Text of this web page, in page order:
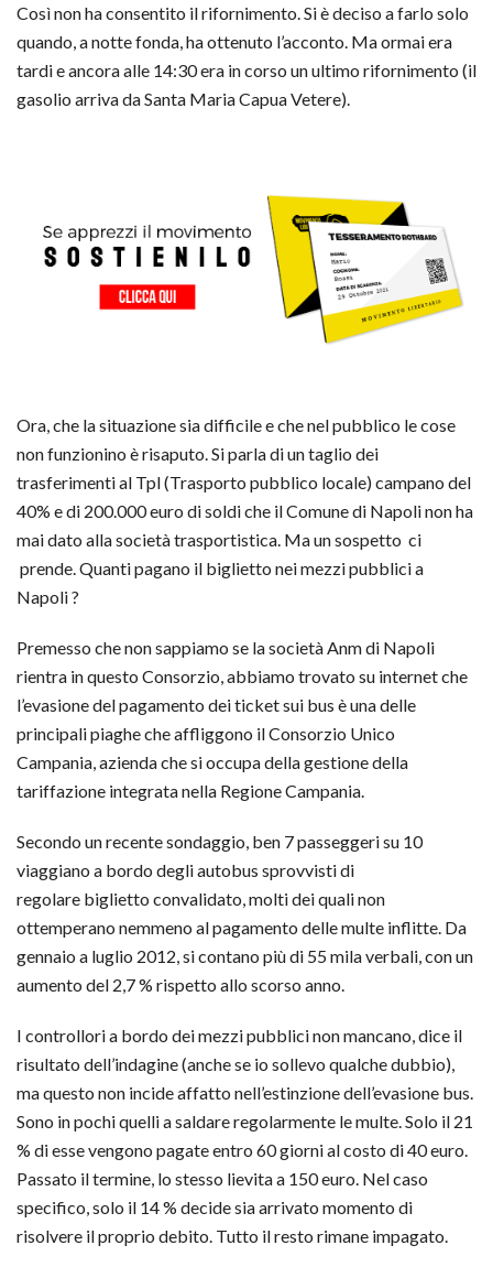
Così non ha consentito il rifornimento. Si è deciso a farlo solo
quando, a notte fonda, ha ottenuto l’acconto. Ma ormai era
tardi e ancora alle 14:30 era in corso un ultimo rifornimento (il
gasolio arriva da Santa Maria Capua Vetere).
Ora, che la situazione sia difficile e che nel pubblico le cose
non funzionino è risaputo. Si parla di un taglio dei
trasferimenti al Tpl (Trasporto pubblico locale) campano del
40% e di 200.000 euro di soldi che il Comune di Napoli non ha
mai dato alla società trasportistica. Ma un sospetto ci
prende. Quanti pagano il biglietto nei mezzi pubblici a
Napoli ?
Premesso che non sappiamo se la società Anm di Napoli
rientra in questo Consorzio, abbiamo trovato su internet che
l’evasione del pagamento dei ticket sui bus è una delle
principali piaghe che affliggono il Consorzio Unico
Campania, azienda che si occupa della gestione della
tariffazione integrata nella Regione Campania.
Secondo un recente sondaggio, ben 7 passeggeri su 10
viaggiano a bordo degli autobus sprovvisti di
regolare biglietto convalidato, molti dei quali non
ottemperano nemmeno al pagamento delle multe inflitte. Da
gennaio a luglio 2012, si contano più di 55 mila verbali, con un
aumento del 2,7 % rispetto allo scorso anno.
I controllori a bordo dei mezzi pubblici non mancano, dice il
risultato dell’indagine (anche se io sollevo qualche dubbio),
ma questo non incide affatto nell’estinzione dell’evasione bus.
Sono in pochi quelli a saldare regolarmente le multe. Solo il 21
% di esse vengono pagate entro 60 giorni al costo di 40 euro.
Passato il termine, lo stesso lievita a 150 euro. Nel caso
specifico, solo il 14 % decide sia arrivato momento di
risolvere il proprio debito. Tutto il resto rimane impagato.